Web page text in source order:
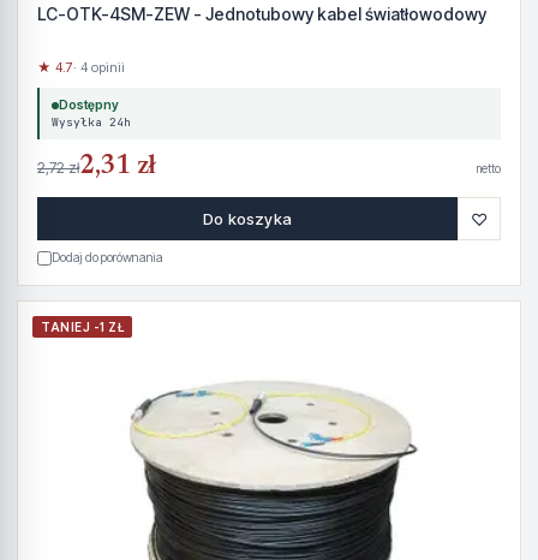
LC-OTK-4SM-ZEW - Jednotubowy kabel światłowodowy
★ 4.7· 4 opinii
Dostępny
Wysyłka 24h
2,72 zł2,31 zł netto
Do koszyka ♡
Dodaj do porównania
TANIEJ -1 ZŁ